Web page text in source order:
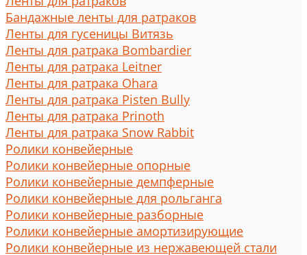
Бандажные ленты для ратраков
Ленты для гусеницы Витязь
Ленты для ратрака Bombardier
Ленты для ратрака Leitner
Ленты для ратрака Ohara
Ленты для ратрака Pisten Bully
Ленты для ратрака Prinoth
Ленты для ратрака Snow Rabbit
Ролики конвейерные
Ролики конвейерные опорные
Ролики конвейерные демпферные
Ролики конвейерные для рольганга
Ролики конвейерные разборные
Ролики конвейерные амортизирующие
Ролики конвейерные из нержавеющей стали